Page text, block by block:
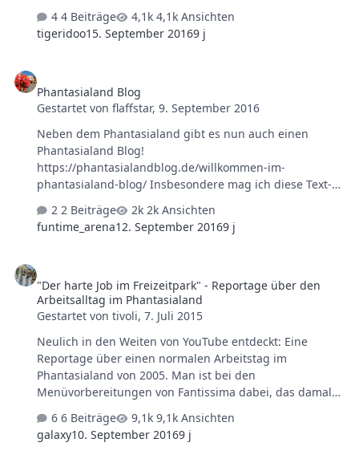
Text/Foto: Kölner Express:
http://www.express.de/koeln/phantasialands-neue-
FKF e.V. Forum
4 Beiträge
4,1k Ansichten
tigeridoo15. September 20169 j
Phantasialand Blog
Gestartet vonflaffstar,9. September 2016
Neben dem Phantasialand gibt es nun auch einen
Phantasialand Blog!
https://phantasialandblog.de/willkommen-im-
phantasialand-blog/ Insbesondere mag ich diese Text-
bereits einen Beitrag über die "Geschwindigkeits-
Schwankungen" geschrieben. Lesenswert!
2 Beiträge
2k Ansichten
funtime_arena12. September 20169 j
"Der harte Job im Freizeitpark" - Reportage über den
Arbeitsalltag im Phantasialand
Gestartet vontivoli,7. Juli 2015
Neulich in den Weiten von YouTube entdeckt: Eine
Reportage über einen normalen Arbeitstag im
Phantasialand von 2005. Man ist bei den
Menüvorbereitungen von Fantissima dabei, das damals
Paris/Christallion durchgeführt wurde. Außerdem sieht
man, wie Kostüme für das Festival der Lichter entstehen
6 Beiträge
9,1k Ansichten
galaxy10. September 20169 j